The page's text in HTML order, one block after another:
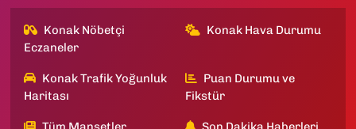
Konak Nöbetçi
Eczaneler
Konak Hava Durumu
Konak Trafik Yoğunluk
Haritası
Puan Durumu ve
Fikstür